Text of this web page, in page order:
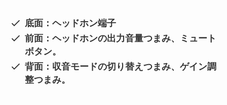
底面：ヘッドホン端子
前面：ヘッドホンの出力音量つまみ、ミュート
ボタン。
背面：収音モードの切り替えつまみ、ゲイン調
整つまみ。